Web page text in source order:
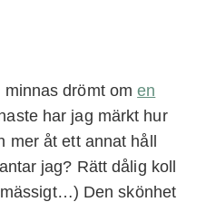
minnas drömt omen
har jag märkt hur
mer åt ett annat håll
jag? Rätt dålig koll
Den skönhet